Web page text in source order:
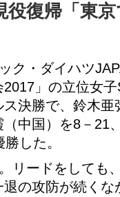
役復帰「東
ック・ダイハツ
2017」の立位女
ス決勝で、鈴木亜
中国）を8－21
した。
リードをしても
の攻防が続くな